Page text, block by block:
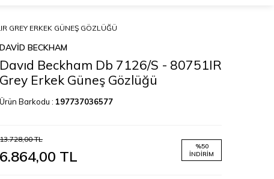
GREY ERKEK GÜNEŞ GÖZLÜĞÜ
DAVID BECKHAM
Davıd Beckham Db 7126/S - 80751IR
Grey Erkek Güneş Gözlüğü
Ürün Barkodu : 197737036577
13.728,00TL
6.864,00 TL
%50
İNDIRIM